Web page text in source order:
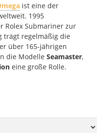
ist eine der
1995
Rolex Submariner zur
trägt regelmäßig die
über 165-jährigen
die Modelle Seamaster,
eine große Rolle.